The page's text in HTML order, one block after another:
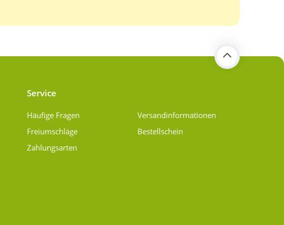
Service
Häufige Fragen
Freiumschläge
Zahlungsarten
Versand­informationen
Bestellschein